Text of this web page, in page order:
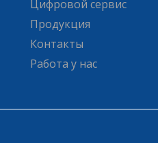
Цифровой сервис
Продукция
Контакты
Работа у нас